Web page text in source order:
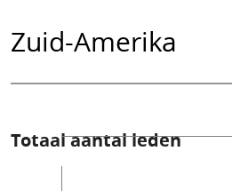
Zuid-Amerika
Totaal aantal leden